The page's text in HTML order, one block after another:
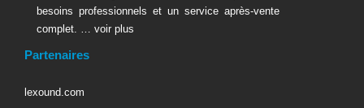
besoins professionnels et un service après-vente
complet. … voir plus
Partenaires
lexound.com